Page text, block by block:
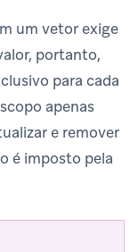
um vetor exige
portanto,
para cada
apenas
e remover
é imposto pela